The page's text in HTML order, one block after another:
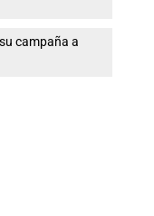
campaña a